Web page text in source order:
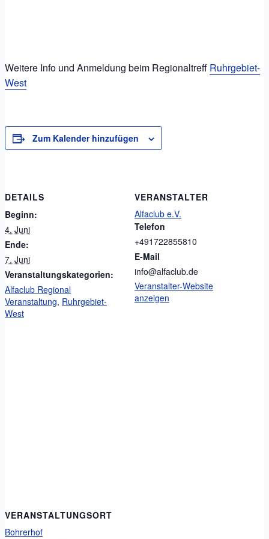
Weitere Info und Anmeldung beim Regionaltreff Ruhrgebiet-
West
Zum Kalender hinzufügen
DETAILS
Beginn:
4. Juni
Ende:
7. Juni
Veranstaltungskategorien:
Alfaclub Regional
Veranstaltung, Ruhrgebiet-
West
VERANSTALTER
Alfaclub e.V.
Telefon
+491722855810
E-Mail
info@alfaclub.de
Veranstalter-Website
anzeigen
VERANSTALTUNGSORT
Bohrerhof